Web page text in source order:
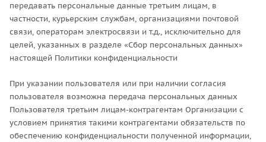
передавать персональные данные третьим лицам, в
частности, курьерским службам, организациями почтовой
связи, операторам электросвязи и т.д., исключительно для
целей, указанных в разделе «Сбор персональных данных»
настоящей Политики конфиденциальности
При указании пользователя или при наличии согласия
пользователя возможна передача персональных данных
Пользователя третьим лицам-контрагентам Организации с
условием принятия такими контрагентами обязательств по
обеспечению конфиденциальности полученной информации,